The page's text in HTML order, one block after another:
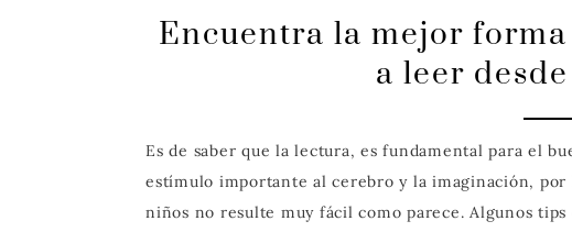
Encuentra la mejor
a leer
Es de saber que la lectura, es fundamental para el
estímulo importante al cerebro y la imaginación,
niños no resulte muy fácil como parece. Algunos